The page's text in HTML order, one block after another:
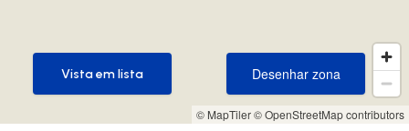
© MapTiler© OpenStreetMap contributors
Desenhar zona
Desenhar zona
Vista em lista
Vista em lista